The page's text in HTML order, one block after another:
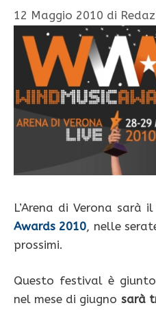
12 Maggio 2010 di
L’Arena di Verona
Awards 2010, nelle
prossimi.
Questo festival è
nel mese di giugno sarà